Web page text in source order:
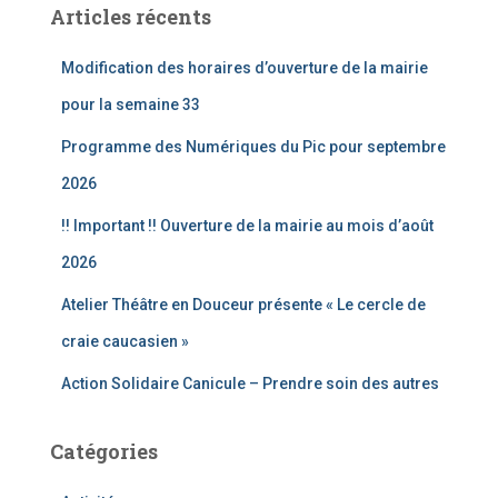
rArticles récents
Modification des horaires d’ouverture de la mairie
pour la semaine 33
Programme des Numériques du Pic pour septembre
2026
!! Important !! Ouverture de la mairie au mois d’août
2026
Atelier Théâtre en Douceur présente « Le cercle de
craie caucasien »
Action Solidaire Canicule – Prendre soin des autres
Catégories